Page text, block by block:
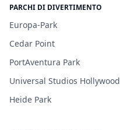
PARCHI DI DIVERTIMENTO
Europa-Park
Cedar Point
PortAventura Park
Universal Studios Hollywood
Heide Park